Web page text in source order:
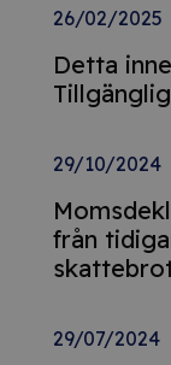
26/02/2025
Detta
29/10/2024
från
29/07/2024